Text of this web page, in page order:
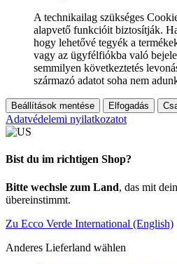
A technikailag szükséges
alapvető funkcióit biztosítják.
hogy lehetővé tegyék a
vagy az ügyfélfiókba való
semmilyen következtetés
származó adatot soha nem
Beállítások mentése Elfogadás
Adatvédelemi nyilatkozatot
Bist du im richtigen Shop?
Bitte wechsle zum Land, das mit
übereinstimmt.
Zu Ecco Verde International (English)
Anderes Lieferland wählen